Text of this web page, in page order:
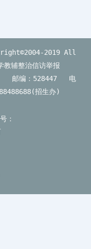
2019 All
教辅整治信访举报
号 邮编：528447 电
招生办)
：